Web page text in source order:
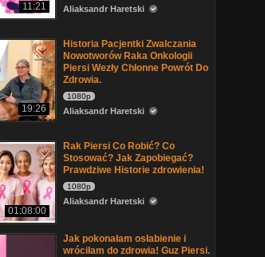
11:21 Aliaksandr Haretski
19:26
Historia Pacjentki Zwalczania
Nowotworów Raka Onkologii
Piersi Wezły Chłonne Powrót Do
Zdrowia.
1080p
Aliaksandr Haretski
01:08:00
Rak Piersi Co Robić? Co
Stosować? Jak Zapobiegać?
Prawdziwe Historie zdrowienia!
1080p
Aliaksandr Haretski
Jak pokonałam osłabienie i
wróciłam do zdrowia! Guz Piersi.